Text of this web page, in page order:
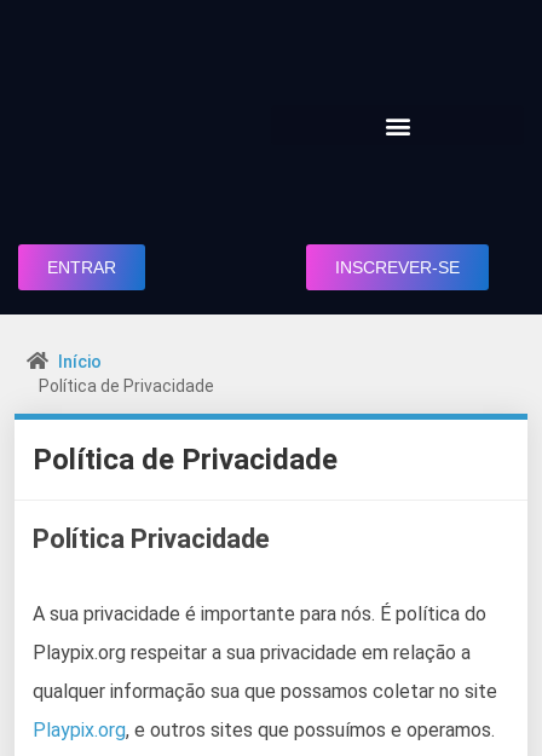
ENTRAR INSCREVER-SE
Início
Política de Privacidade
Política de Privacidade
Política Privacidade
A sua privacidade é importante para nós. É política do
Playpix.org respeitar a sua privacidade em relação a
qualquer informação sua que possamos coletar no site
Playpix.org, e outros sites que possuímos e operamos.